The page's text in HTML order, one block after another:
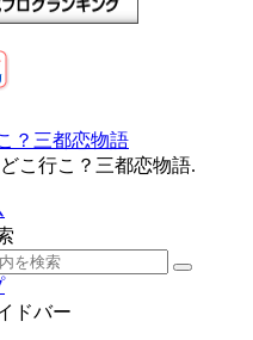
？三都恋物語
こ行こ？三都恋物語.
ドバー